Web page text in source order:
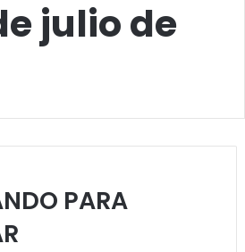
julio de
PARA